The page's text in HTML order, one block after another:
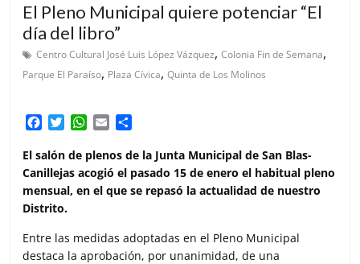
El Pleno Municipal quiere potenciar “El
día del libro”
Centro Cultural José Luis López Vázquez,Colonia Fin de Semana,
Parque El Paraíso, Plaza Cívica,Quinta de Los Molinos
c
e
b
o
k
i
t
t
W
a
t
s
p
a
i
l
m
p
a
i
r
El salón de plenos de la Junta Municipal de San Blas-
Canillejas acogió el pasado 15 de enero el habitual pleno
mensual, en el que se repasó la actualidad de nuestro
Distrito.
Entre las medidas adoptadas en el Pleno Municipal
destaca la aprobación, por unanimidad, de una